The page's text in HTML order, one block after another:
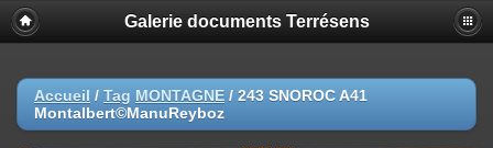
Galerie documents Terrésens
Accueil / Tag MONTAGNE / 243 SNOROC A41
Montalbert©ManuReyboz